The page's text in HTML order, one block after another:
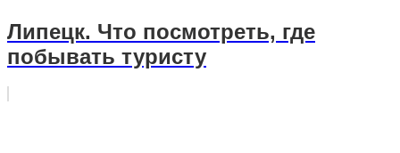
Липецк. Что посмотреть, где
побывать туристу